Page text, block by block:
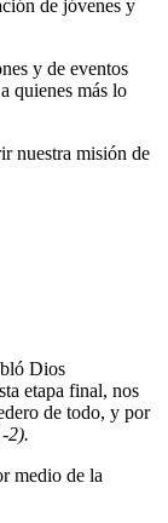
de jóvenes y
y de eventos
quienes más lo
nuestra misión de
Dios
etapa final, nos
de todo, y por
2).
medio de la